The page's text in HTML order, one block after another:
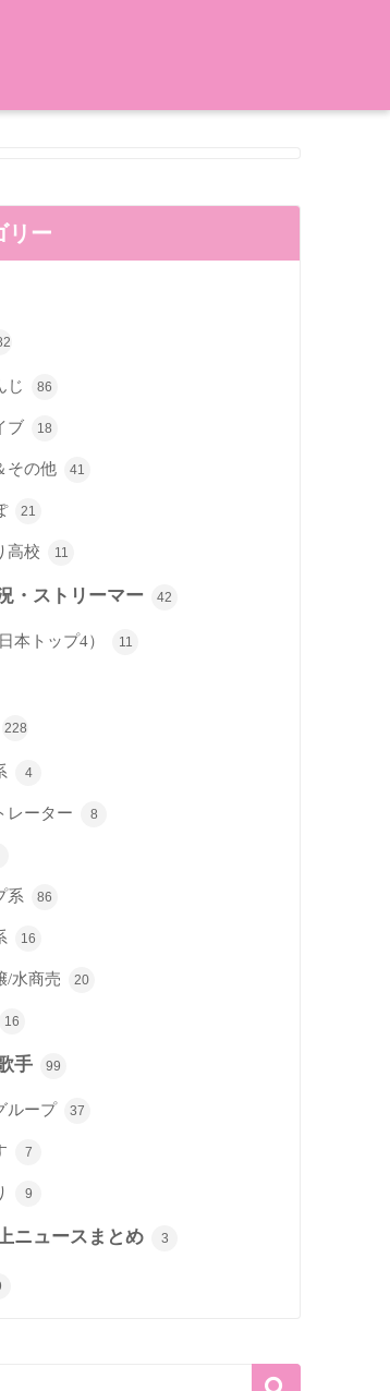
リー
じ 86
ブ 18
その他 41
21
高校 11
・ストリーマー 42
本トップ4） 11
228
4
レーター 8
系 86
16
/水商売 20
16
手 99
ループ 37
7
9
ニュースまとめ 3